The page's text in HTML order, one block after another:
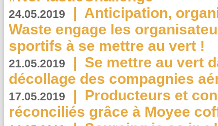
24.05.2019 | Anticipation,
Waste engage les
sportifs à se mettre au vert !
21.05.2019 | Se mettre au vert
décollage des compagnies
17.05.2019 | Producteurs et
réconciliés grâce à Moyee